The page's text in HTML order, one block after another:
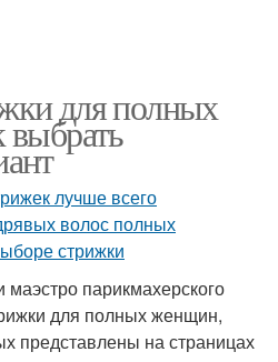
для полных
парикмахерского
для полных женщин,
представлены на страницах